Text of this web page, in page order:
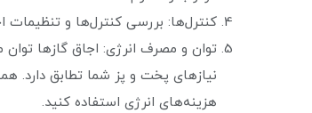
کنترل‌ها: بررسی کنترل‌ها و تنظیمات
توان و مصرف انرژی: اجاق گاز‌ها
نیازهای پخت و پز شما تطابق دارد.
هزینه‌های انرژی استفاده کنید.